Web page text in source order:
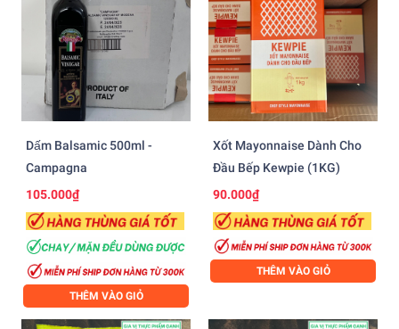
Dấm Balsamic 500ml -
Campagna
105.000₫
THÊM VÀO GIỎ
Xốt Mayonnaise Dành Cho
Đầu Bếp Kewpie (1KG)
90.000₫
THÊM VÀO GIỎ